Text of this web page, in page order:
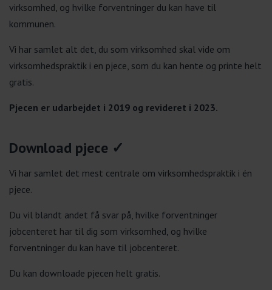
virksomhed, og hvilke forventninger du kan have til
kommunen.
Vi har samlet alt det, du som virksomhed skal vide om
virksomhedspraktik i en pjece, som du kan hente og printe helt
gratis.
Pjecen er udarbejdet i 2019 og revideret i 2023.
Download pjece ✓
Vi har samlet det mest centrale om virksomhedspraktik i én
pjece.
Du vil blandt andet få svar på, hvilke forventninger
jobcenteret har til dig som virksomhed, og hvilke
forventninger du kan have til jobcenteret.
Du kan downloade pjecen helt gratis.